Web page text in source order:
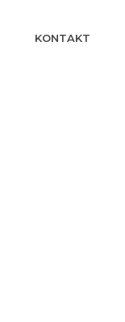
KONTAKT